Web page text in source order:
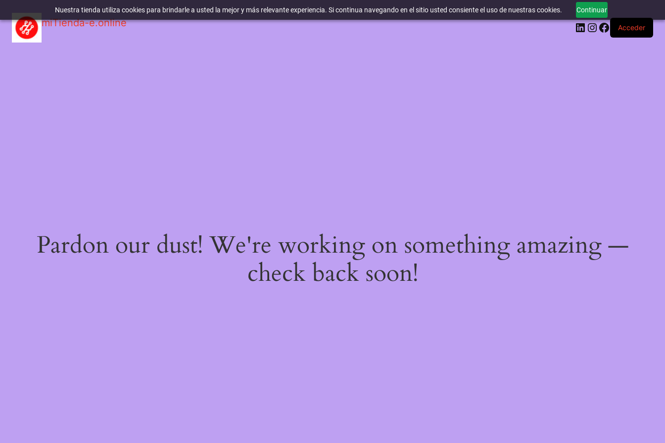
Nuestra tienda utiliza cookies para brindarle a usted la mejor y más relevante experiencia. Si continua navegando en el sitio usted consiente el uso de nuestras cookies. Continuar
miTienda-e.online LinkedIn
Instagram
Facebook
Acceder
Pardon our dust! We're working on something amazing —
check back soon!